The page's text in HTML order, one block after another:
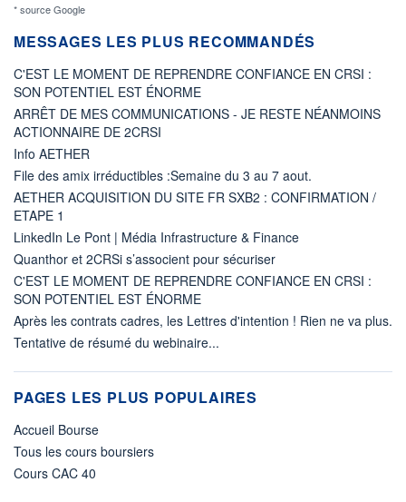
* source Google
MESSAGES LES PLUS RECOMMANDÉS
C'EST LE MOMENT DE REPRENDRE CONFIANCE EN CRSI :
SON POTENTIEL EST ÉNORME
ARRÊT DE MES COMMUNICATIONS - JE RESTE NÉANMOINS
ACTIONNAIRE DE 2CRSI
Info AETHER
File des amix irréductibles :Semaine du 3 au 7 aout.
AETHER ACQUISITION DU SITE FR SXB2 : CONFIRMATION /
ETAPE 1
LinkedIn Le Pont | Média Infrastructure & Finance
Quanthor et 2CRSi s’associent pour sécuriser
C'EST LE MOMENT DE REPRENDRE CONFIANCE EN CRSI :
SON POTENTIEL EST ÉNORME
Après les contrats cadres, les Lettres d'intention ! Rien ne va plus.
Tentative de résumé du webinaire...
PAGES LES PLUS POPULAIRES
Accueil Bourse
Tous les cours boursiers
Cours CAC 40